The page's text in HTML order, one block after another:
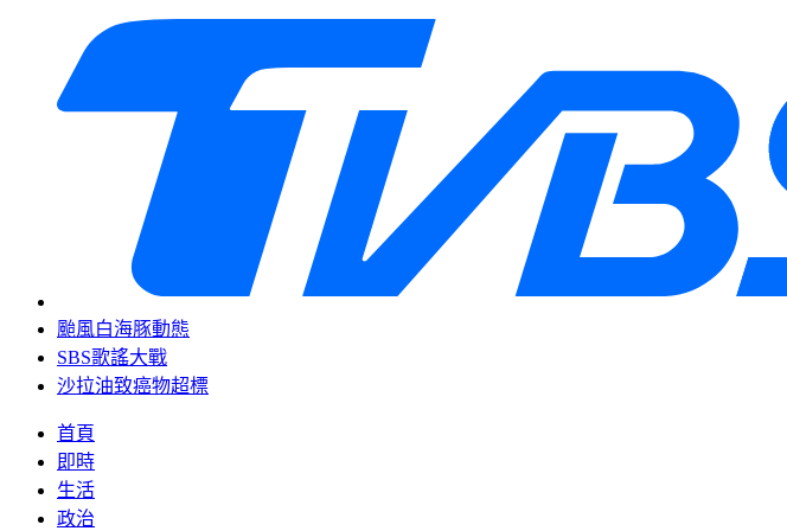
颱風白海豚動態
SBS歌謠大戰
沙拉油致癌物超標
首頁
即時
生活
政治